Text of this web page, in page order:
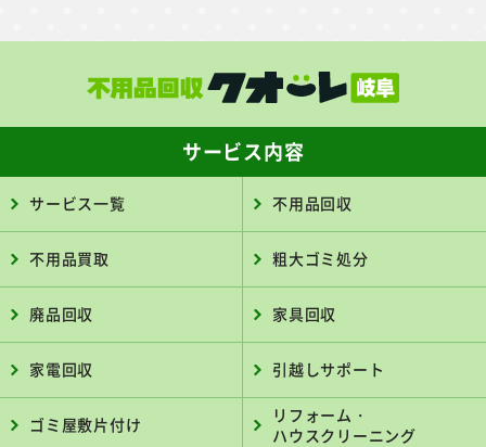
サービス内容
サービス一覧 不用品回収
不用品買取 粗大ゴミ処分
廃品回収 家具回収
家電回収 引越しサポート
ゴミ屋敷片付け
リフォーム・
ハウスクリーニング